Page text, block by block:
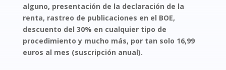
alguno, presentación de la declaración de la
renta, rastreo de publicaciones en el BOE,
descuento del 30% en cualquier tipo de
procedimiento y mucho más, por tan solo 16,99
euros al mes (suscripción anual).